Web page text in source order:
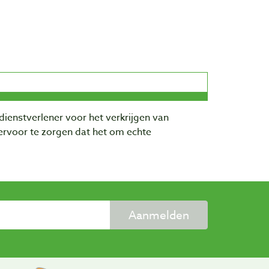
voor het verkrijgen van
te zorgen dat het om echte
Aanmelden